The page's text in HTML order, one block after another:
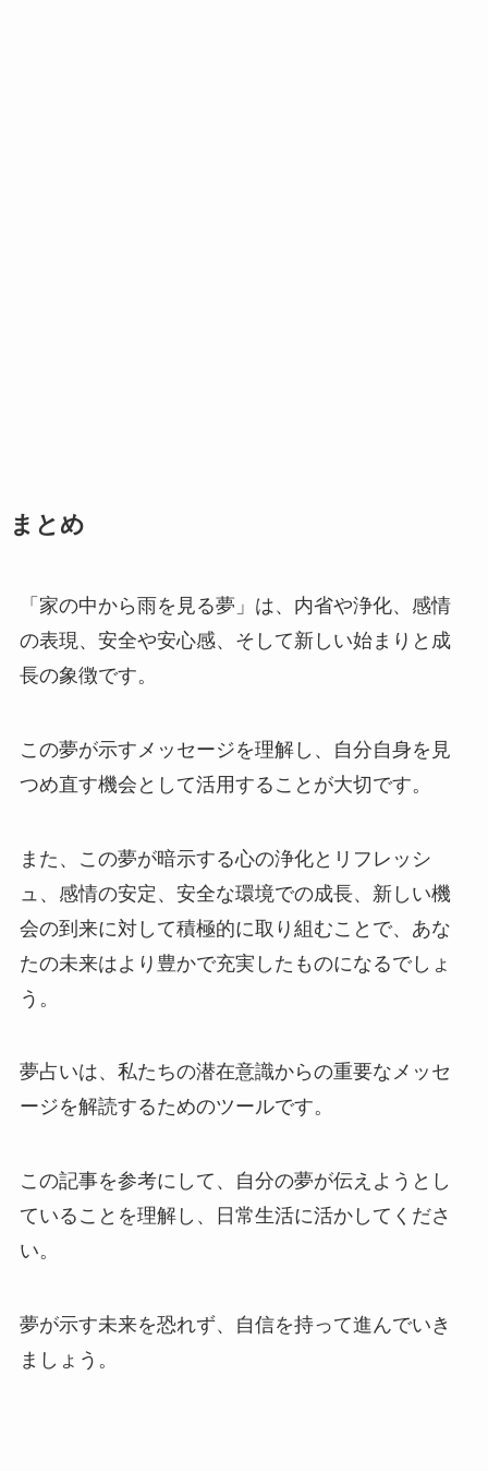
まとめ
「家の中から雨を見る夢」は、内省や浄化、感情
の表現、安全や安心感、そして新しい始まりと成
長の象徴です。
この夢が示すメッセージを理解し、自分自身を見
つめ直す機会として活用することが大切です。
また、この夢が暗示する心の浄化とリフレッシ
ュ、感情の安定、安全な環境での成長、新しい機
会の到来に対して積極的に取り組むことで、あな
たの未来はより豊かで充実したものになるでしょ
う。
夢占いは、私たちの潜在意識からの重要なメッセ
ージを解読するためのツールです。
この記事を参考にして、自分の夢が伝えようとし
ていることを理解し、日常生活に活かしてくださ
い。
夢が示す未来を恐れず、自信を持って進んでいき
ましょう。